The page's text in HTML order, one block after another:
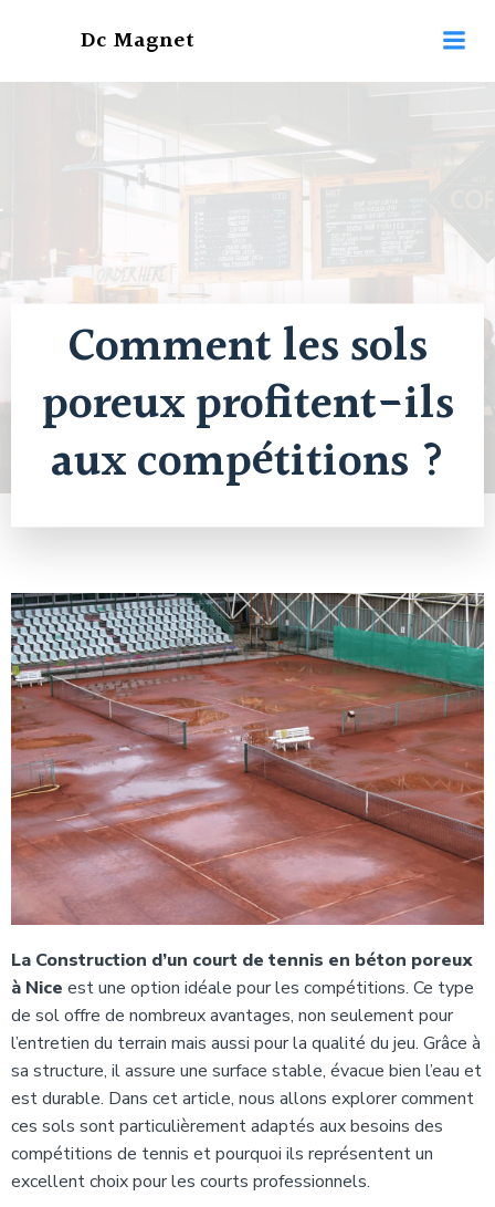
Dc Magnet
Comment les sols
poreux profitent-ils
aux compétitions ?
La Construction d’un court de tennis en béton poreux
à Nice est une option idéale pour les compétitions. Ce type
de sol offre de nombreux avantages, non seulement pour
l’entretien du terrain mais aussi pour la qualité du jeu. Grâce à
sa structure, il assure une surface stable, évacue bien l’eau et
est durable. Dans cet article, nous allons explorer comment
ces sols sont particulièrement adaptés aux besoins des
compétitions de tennis et pourquoi ils représentent un
excellent choix pour les courts professionnels.